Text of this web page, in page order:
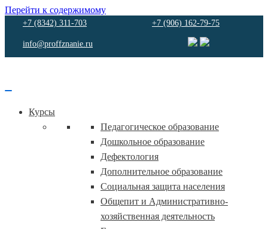
Перейти к содержимому
+7 (8342) 311-703 +7 (906) 162-79-75
info@proffznanie.ru
Курсы
Педагогическое образование
Дошкольное образование
Дефектология
Дополнительное образование
Социальная защита населения
Общепит и Административно-
хозяйственная деятельность